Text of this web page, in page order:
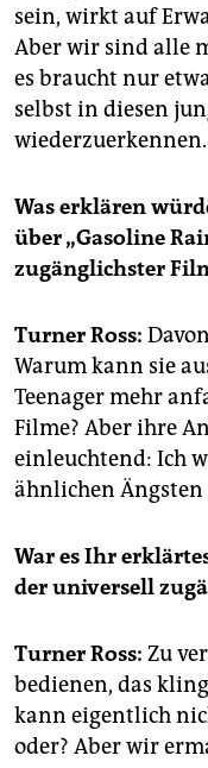
sein, wirkt auf
Aber wir sind alle
es braucht nur
selbst in diesen
wiederzuerkennen.
Was erklären
über „Gasoline
zugänglichster
Turner Ross:
Warum kann sie
Teenager mehr
Filme? Aber ihre
einleuchtend: Ich
ähnlichen
War es Ihr
der universell
Turner Ross: Zu
bedienen, das
kann eigentlich
oder? Aber wir